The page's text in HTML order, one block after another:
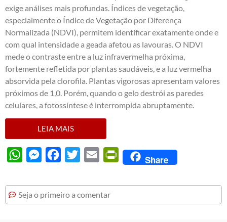
exige análises mais profundas. Índices de vegetação,
especialmente o Índice de Vegetação por Diferença
Normalizada (NDVI), permitem identificar exatamente onde e
com qual intensidade a geada afetou as lavouras. O NDVI
mede o contraste entre a luz infravermelha próxima,
fortemente refletida por plantas saudáveis, e a luz vermelha
absorvida pela clorofila. Plantas vigorosas apresentam valores
próximos de 1,0. Porém, quando o gelo destrói as paredes
celulares, a fotossíntese é interrompida abruptamente.
LEIA MAIS
WhatsAppMessengerFacebook
Twitter Email PrintFriendly
Share
Seja o primeiro a comentar